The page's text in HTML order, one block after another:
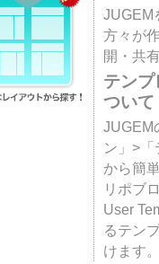
JUGEM
方々が
開・共
テン
ついて
JUGEM
ン」>
から簡
リポブ
User
るテン
けます